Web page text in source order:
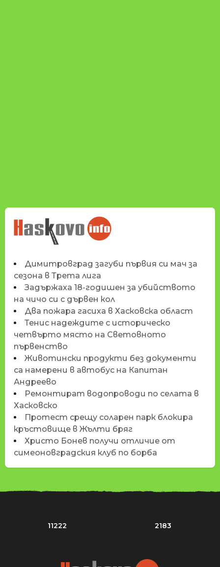
НОВИНИТЕ НА
HASKOVO.INFO
Димитровград загуби първия си мач за
сезона в Трета лига
Задържаха 18-годишен за убийството
на чичо си с дървен кол
Два пожара гасиха в Хасковска област
Тенис надеждите с историческо
четвърто място на Световното
първенство
Животински продукти без документи
са намерени в автобус на Капитан
Андреево
Ремонтират водопроводи по селата в
Хасковско
Протест срещу соларен парк блокира
кръстовище в Жълти бряг
Христо Бонев получи отличие от
симеоновградския клуб по борба
11222 2183